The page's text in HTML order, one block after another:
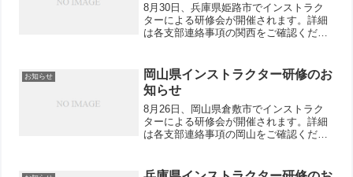
8月30日、兵庫県姫路市でインストラク
ターによる研修会が開催されます。詳細
は各支部連絡事項の関西をご確認くださ
お知らせ
岡山県インストラクター研修のお
知らせ
8月26日、岡山県倉敷市でインストラク
ターによる研修会が開催されます。詳細
は各支部連絡事項の岡山をご確認くださ